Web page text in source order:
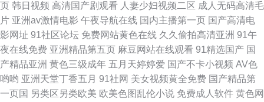
码 九九热一6 91理论视频 久久国产操偷 91玉足 男人天堂视频网 91福利啪
国产日一韩 伊人五月天成人 久久八区 欧美性爱人与兽 精品一二三系列AV
91欧日 色色福利视频 97海角熟女 午夜老司机福利av 国产精品欧美性爱 91
成人看片视频 黄视网站 三级免费黄色 91狼友网操操 日韩成人无码人妻 AV
页 韩日视频 高清国产剧观看 人妻少妇视频二区 成人无码高清毛
片 亚洲av激情电影 午夜导航在线 国内主播第一页 国产高清电
影网址 91社区论坛 免费网站黄色在线 久久偷拍高清亚洲 91午
夜在线免费 亚洲精品第五页 麻豆网站在线观看 91精选国产 国
产精品亚洲 黄色三级成年 五月天婷婷爱 国产不卡小视频 AV色
哟哟 亚洲天堂丁香五月 91社网 美女视频黄全免费 国产精品第
一页国 另类区另类欧美 欧美色图乱伦小说 免费成人软件 黄色网